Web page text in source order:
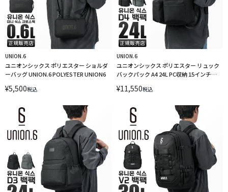
UNION.6
ユニオンシックス ポリエスター ショルダ
ーバッグ UNION.6 POLYESTER UNION6
¥5,500税込
UNION.6
ユニオンシックス ポリエスター リュック
バックパック A4 24L PC収納 15インチ
¥11,550税込